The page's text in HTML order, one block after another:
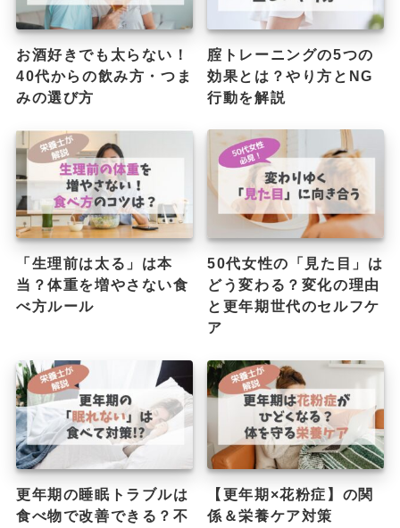
お酒好きでも太らない！
40代からの飲み方・つま
みの選び方
腟トレーニングの5つの
効果とは？やり方とNG
行動を解説
「生理前は太る」は本
当？体重を増やさない食
べ方ルール
50代女性の「見た目」は
どう変わる？変化の理由
と更年期世代のセルフケ
ア
更年期の睡眠トラブルは
食べ物で改善できる？不
【更年期×花粉症】の関
係＆栄養ケア対策